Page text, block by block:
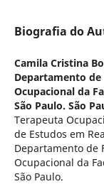
Biografia do
Camila Cristina
Departamento
Ocupacional da
São Paulo. São
Terapeuta
de Estudos em
Departamento de
Ocupacional da
São Paulo.